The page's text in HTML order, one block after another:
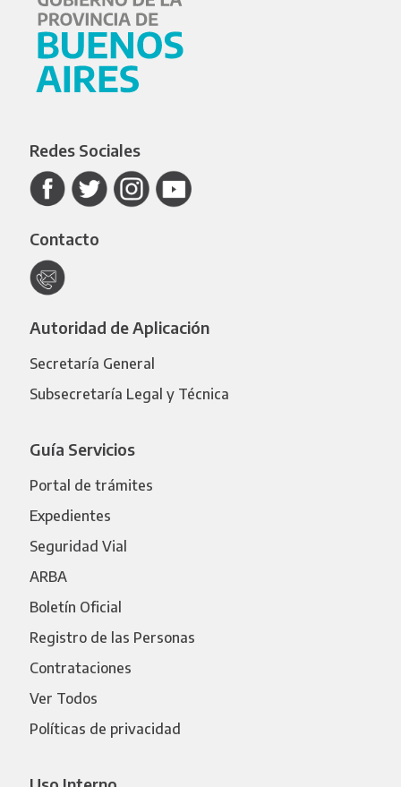
Redes Sociales
Contacto
Autoridad de Aplicación
Secretaría General
Subsecretaría Legal y Técnica
Guía Servicios
Portal de trámites
Expedientes
Seguridad Vial
ARBA
Boletín Oficial
Registro de las Personas
Contrataciones
Ver Todos
Políticas de privacidad